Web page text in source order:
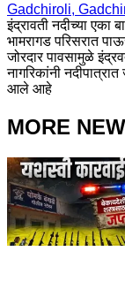
Gadchiroli,
इंद्रावती नदीच्या एका
भामरागड परिसरात
जोरदार पावसामुळे
नागरिकांनी
आले आहे
MORE